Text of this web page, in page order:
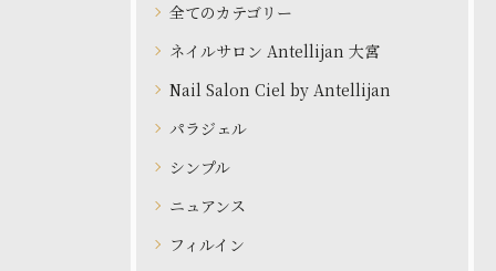
全てのカテゴリー
ネイルサロン Antellijan 大宮
Nail Salon Ciel by Antellijan
パラジェル
シンプル
ニュアンス
フィルイン